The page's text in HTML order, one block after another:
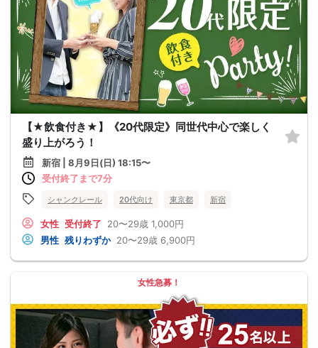
【★飲食付き★】《20代限定》同世代中心で楽しく
盛り上がろう！
新宿 | 8月9日(日) 18:15〜
受付終了まで7分
シャンクレール 20代向け 東京都 新宿
女性 受付終了 20〜29歳 1,000円
男性 残りわずか 20〜29歳 6,900円
女性急募！